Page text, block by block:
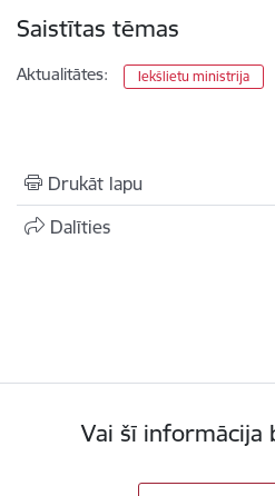
Saistītas tēmas
Aktualitātes: Iekšlietu ministrija
Drukāt lapu
Dalīties
Vai šī informācija